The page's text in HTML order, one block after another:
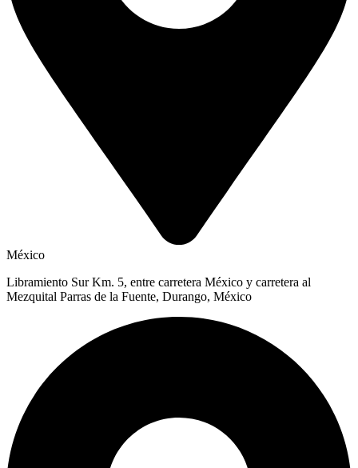
México
Libramiento Sur Km. 5, entre carretera México y carretera al
Mezquital Parras de la Fuente, Durango, México